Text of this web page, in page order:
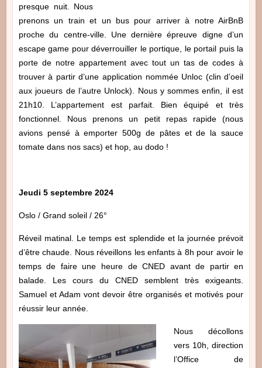
presque nuit. Nous
prenons un train et un bus pour arriver à notre AirBnB
proche du centre-ville. Une dernière épreuve digne d’un
escape game pour déverrouiller le portique, le portail puis la
porte de notre appartement avec tout un tas de codes à
trouver à partir d’une application nommée Unloc (clin d’oeil
aux joueurs de l’autre Unlock). Nous y sommes enfin, il est
21h10. L’appartement est parfait. Bien équipé et très
fonctionnel. Nous prenons un petit repas rapide (nous
avions pensé à emporter 500g de pâtes et de la sauce
tomate dans nos sacs) et hop, au dodo !
Jeudi 5 septembre 2024
Oslo / Grand soleil / 26°
Réveil matinal. Le temps est splendide et la journée prévoit
d’être chaude. Nous réveillons les enfants à 8h pour avoir le
temps de faire une heure de CNED avant de partir en
balade. Les cours du CNED semblent très exigeants.
Samuel et Adam vont devoir être organisés et motivés pour
réussir leur année.
Nous décollons
vers 10h, direction
l’Office de